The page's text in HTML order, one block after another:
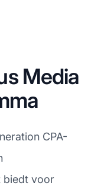
Media
CPA-
biedt voor